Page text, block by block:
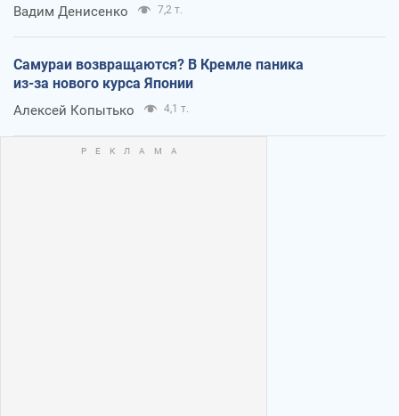
Вадим Денисенко 7,2 т.
Самураи возвращаются? В Кремле паника
из-за нового курса Японии
Алексей Копытько 4,1 т.